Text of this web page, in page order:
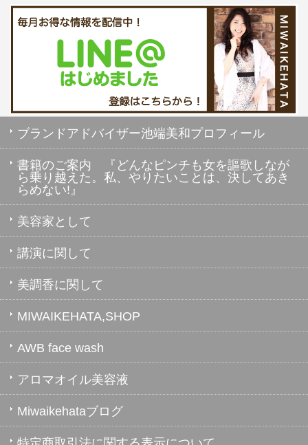
ブランドアドバイザー池端美和プロフィール
書籍のご案内 『どんなピンチも女を謳歌しなが
ら乗り越えた。私、やりたいことは、決してあき
らめない!』
美容家として
講演に関して
美調香に関して
MIWAIKEHATA,SHOP
AWB face wash
アロマオイル美容液
Miwaikehataブログ